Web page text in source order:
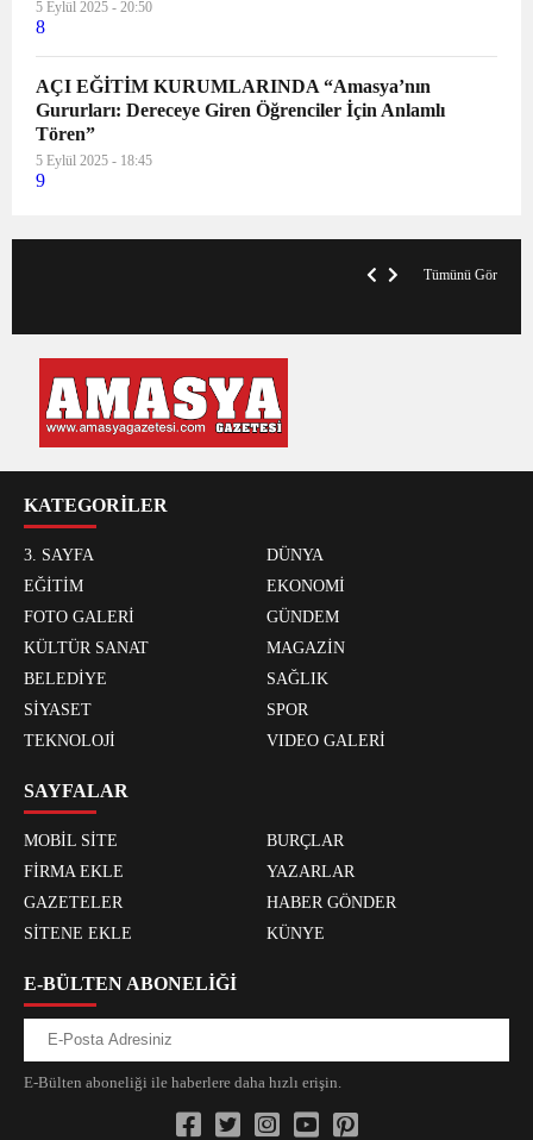
5 Eylül 2025 - 20:50
8
AÇI EĞİTİM KURUMLARINDA “Amasya’nın
Gururları: Dereceye Giren Öğrenciler İçin Anlamlı
Tören”
5 Eylül 2025 - 18:45
9
Tümünü Gör
KATEGORİLER
3. SAYFA
DÜNYA
EĞİTİM
EKONOMİ
FOTO GALERİ
GÜNDEM
KÜLTÜR SANAT
MAGAZİN
BELEDİYE
SAĞLIK
SİYASET
SPOR
TEKNOLOJİ
VIDEO GALERİ
SAYFALAR
MOBİL SİTE
BURÇLAR
FİRMA EKLE
YAZARLAR
GAZETELER
HABER GÖNDER
SİTENE EKLE
KÜNYE
E-BÜLTEN ABONELİĞİ
E-Bülten aboneliği ile haberlere daha hızlı erişin.